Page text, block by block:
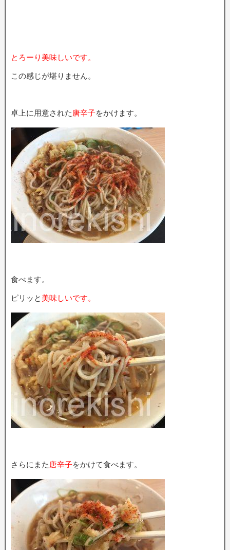
とろーり美味しいです。
この感じが堪りません。
卓上に用意された 唐辛子をかけます。
食べます。
ピリッと 美味しいです。
さらにまた 唐辛子をかけて食べます。